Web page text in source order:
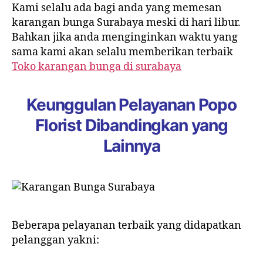
Kami selalu ada bagi anda yang memesan
karangan bunga Surabaya meski di hari libur.
Bahkan jika anda menginginkan waktu yang
sama kami akan selalu memberikan terbaik
Toko karangan bunga di surabaya
Keunggulan Pelayanan Popo
Florist Dibandingkan yang
Lainnya
Beberapa pelayanan terbaik yang didapatkan
pelanggan yakni: